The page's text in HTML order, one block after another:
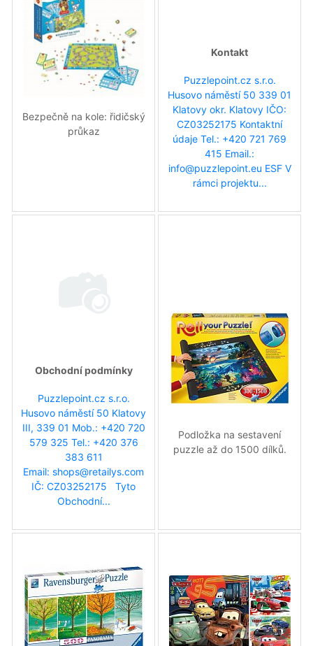
Bezpečně na kole: řidičský
průkaz
Kontakt
Puzzlepoint.cz s.r.o.
Husovo náměstí 50 339 01
Klatovy okr. Klatovy IČO:
CZ03252175 Kontaktní
údaje Tel.: +420 721 769
415 Email.:
info@puzzlepoint.eu ESF V
rámci projektu...
Obchodní podmínky
Puzzlepoint.cz s.r.o.
Husovo náměstí 50 Klatovy
III, 339 01 Mob.: +420 720
579 325 Tel.: +420 376
383 611
Email: shops@retailys.com
IČ: CZ03252175 Tyto
Obchodní...
Podložka na sestavení
puzzle až do 1500 dílků.